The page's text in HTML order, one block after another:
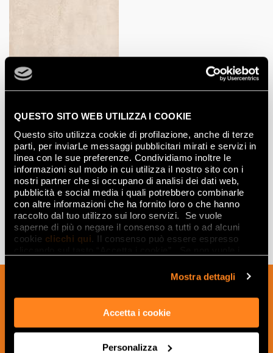
QUESTO SITO WEB UTILIZZA I COOKIE
Questo sito utilizza cookie di profilazione, anche di terze
parti, per inviarLe messaggi pubblicitari mirati e servizi in
linea con le sue preferenze. Condividiamo inoltre le
informazioni sul modo in cui utilizza il nostro sito con i
nostri partner che si occupano di analisi dei dati web,
pubblicità e social media i quali potrebbero combinarle
con altre informazioni che ha fornito loro o che hanno
raccolto dal tuo utilizzo sui loro servizi. Se vuole
saperne di più o negare il consenso a tutti o ad alcuni
cookie clicchi qui. Il consenso può essere espresso
Mostra dettagli
Accetta i cookie
Personalizza
СЭНД МОЗАИКО
120x278
Подпишитесь на нашу рассылку, чтобы
получать новости, обновления и
креативные идеи из мира керамики и
дизайна интерьера.